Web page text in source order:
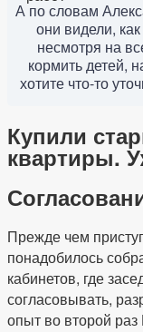
А по словам
они видели,
несмотря на
кормить детей,
хотите что-то
Купили
квартиры.
Прежде чем
понадобилось
кабинетов, где
согласовывать,
опыт во второй